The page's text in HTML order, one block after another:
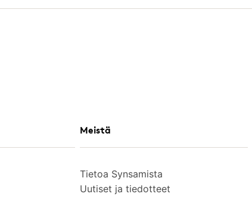
Meistä
Tietoa Synsamista
Uutiset ja tiedotteet